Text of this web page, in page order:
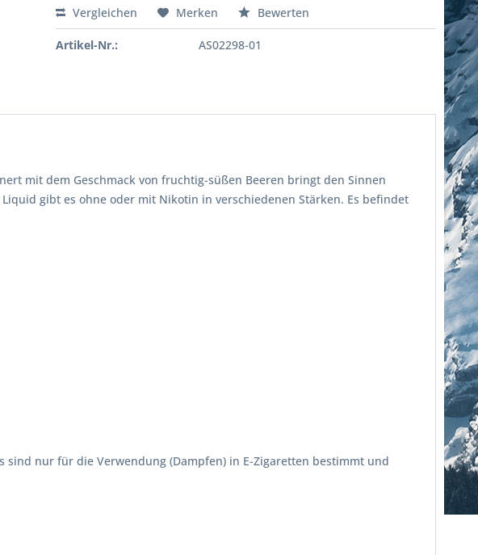
Vergleichen Merken Bewerten
Artikel-Nr.: AS02298-01
mit dem Geschmack von fruchtig-süßen Beeren bringt den Sinnen
gibt es ohne oder mit Nikotin in verschiedenen Stärken. Es befindet
nur für die Verwendung (Dampfen) in E-Zigaretten bestimmt und